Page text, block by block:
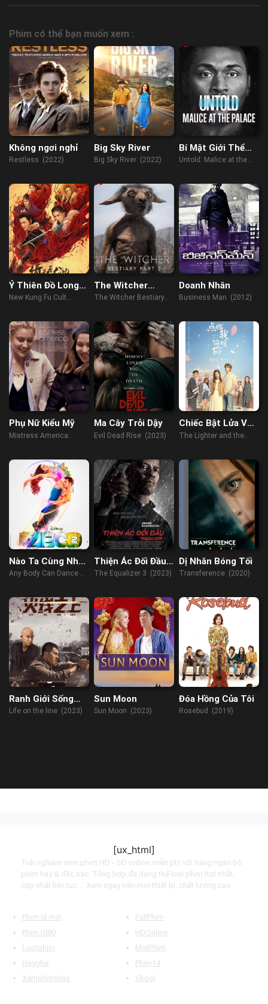
Phim có thể bạn muốn xem :
Không ngơi nghỉ
Restless (2022)
Big Sky River
Big Sky River (2022)
Bí Mật Giới Thể
Thao: Ẩu Đả Nba
Untold: Malice at the
Ỷ Thiên Đồ Long
Ký: Thánh Hỏa
New Kung Fu Cult
The Witcher
Bestiary Season 1|
The Witcher Bestiary
Doanh Nhân
Business Man (2012)
Phụ Nữ Kiểu Mỹ
Mistress America
Ma Cây Trỗi Dậy
Evil Dead Rise (2023)
Chiếc Bật Lửa Và
Váy Công Chúa
The Lighter and the
Nào Ta Cùng Nhảy
2
Any Body Can Dance 2
Thiện Ác Đối Đầu
3
The Equalizer 3 (2023)
Dị Nhân Bóng Tối
Transference (2020)
Ranh Giới Sống
Còn
Life on the line (2023)
Sun Moon
Sun Moon (2023)
Đóa Hồng Của Tôi
Rosebud (2019)